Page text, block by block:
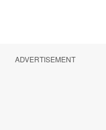
ADVERTISEMENT